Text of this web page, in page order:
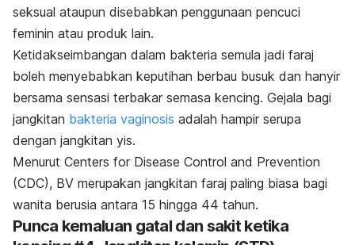
seksual ataupun disebabkan penggunaan pencuci
feminin atau produk lain.
Ketidakseimbangan dalam bakteria semula jadi faraj
boleh menyebabkan keputihan berbau busuk dan hanyir
bersama sensasi terbakar semasa kencing. Gejala bagi
jangkitan bakteria vaginosis adalah hampir serupa
dengan jangkitan yis.
Menurut Centers for Disease Control and Prevention
(CDC), BV merupakan jangkitan faraj paling biasa bagi
wanita berusia antara 15 hingga 44 tahun.
Punca kemaluan gatal dan sakit ketika